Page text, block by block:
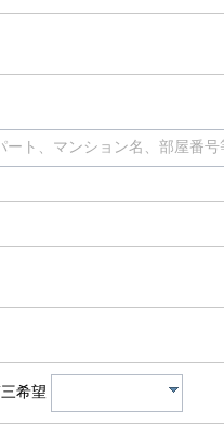
ート、マンション名、部屋番号
希望